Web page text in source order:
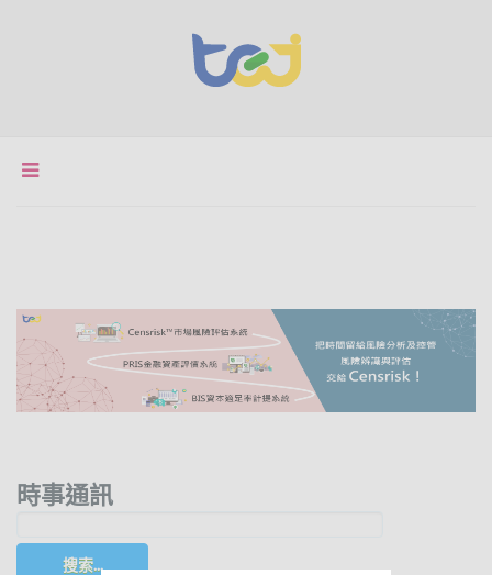
時事通訊
搜索...